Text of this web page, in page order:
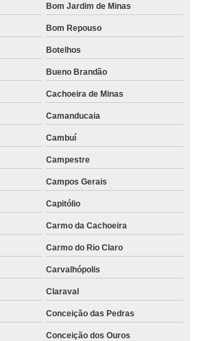
Bom Jardim de Minas
Bom Repouso
Botelhos
Bueno Brandão
Cachoeira de Minas
Camanducaia
Cambuí
Campestre
Campos Gerais
Capitólio
Carmo da Cachoeira
Carmo do Rio Claro
Carvalhópolis
Claraval
Conceição das Pedras
Conceição dos Ouros